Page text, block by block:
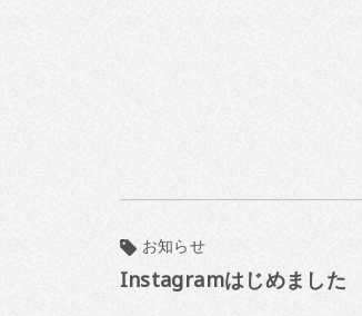
お知らせ
Instagramはじめました